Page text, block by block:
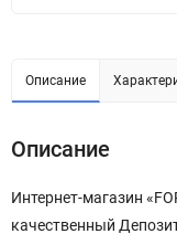
Описание
Описание
Интернет-магазин
качественный